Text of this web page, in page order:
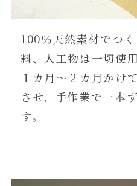
100％天然素材でつ
料、人工物は一切使
１カ月～２カ月かけ
させ、手作業で一本
す。